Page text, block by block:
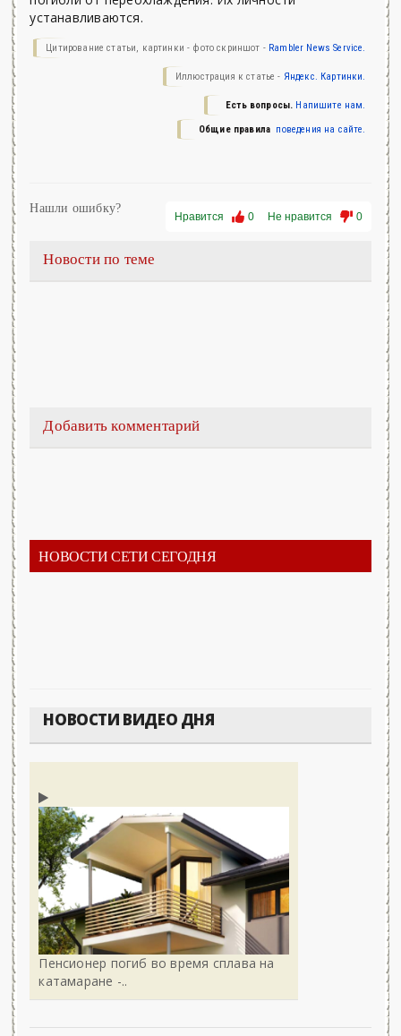
устанавливаются.
Цитирование статьи, картинки - фото скриншот - Rambler News Service.
Иллюстрация к статье - Яндекс. Картинки.
Есть вопросы. Напишите нам.
Общие правила поведения на сайте.
Нравится 0 Не нравится 0
Нашли ошибку?
Новости по теме
Добавить комментарий
НОВОСТИ СЕТИ СЕГОДНЯ
НОВОСТИ ВИДЕО ДНЯ
Пенсионер погиб во время сплава на
катамаране -..